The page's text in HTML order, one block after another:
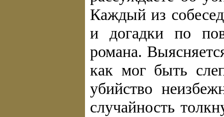
Каждый из
и догадки по
романа.
как мог быть
убийство
случайность